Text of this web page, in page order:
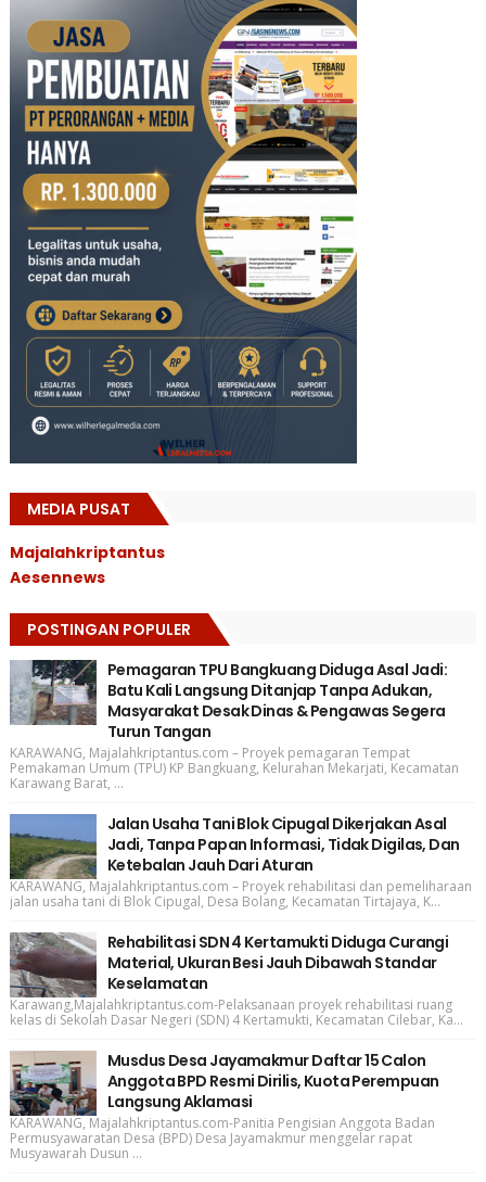
MEDIA PUSAT
Majalahkriptantus
Aesennews
POSTINGAN POPULER
Pemagaran TPU Bangkuang Diduga Asal Jadi:
Batu Kali Langsung Ditanjap Tanpa Adukan,
Masyarakat Desak Dinas & Pengawas Segera
Turun Tangan
KARAWANG, Majalahkriptantus.com – Proyek pemagaran Tempat
Pemakaman Umum (TPU) KP Bangkuang, Kelurahan Mekarjati, Kecamatan
Karawang Barat, ...
Jalan Usaha Tani Blok Cipugal Dikerjakan Asal
Jadi, Tanpa Papan Informasi, Tidak Digilas, Dan
Ketebalan Jauh Dari Aturan
KARAWANG, Majalahkriptantus.com – Proyek rehabilitasi dan pemeliharaan
jalan usaha tani di Blok Cipugal, Desa Bolang, Kecamatan Tirtajaya, K...
Rehabilitasi SDN 4 Kertamukti Diduga Curangi
Material, Ukuran Besi Jauh Dibawah Standar
Keselamatan
Karawang,Majalahkriptantus.com-Pelaksanaan proyek rehabilitasi ruang
kelas di Sekolah Dasar Negeri (SDN) 4 Kertamukti, Kecamatan Cilebar, Ka...
Musdus Desa Jayamakmur Daftar 15 Calon
Anggota BPD Resmi Dirilis, Kuota Perempuan
Langsung Aklamasi
KARAWANG, Majalahkriptantus.com-Panitia Pengisian Anggota Badan
Permusyawaratan Desa (BPD) Desa Jayamakmur menggelar rapat
Musyawarah Dusun ...